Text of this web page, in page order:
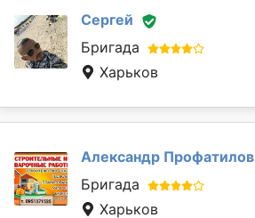
Сергей
Бригада
Харьков
Александр Профатилов
Бригада
Харьков